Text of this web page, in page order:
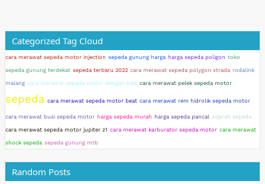
Categorized Tag Cloud
cara merawat sepeda motor injection sepeda gunung harga harga sepeda poligon toko
sepeda gunung terdekat sepeda terbaru 2022 cara merawat sepeda polygon xtrada rodalink
malang cara merawat sepeda motor dengan baik cara merawat pelek sepeda motor
sepeda cara merawat sepeda motor beat cara merawat rem hidrolik sepeda motor
cara merawat busi sepeda motor harga sepeda murah harga sepeda pancal sejarah sepeda
cara merawat sepeda motor jupiter z1 cara merawat karburator sepeda motor cara merawat
shock sepeda sepeda gunung mtb
Random Posts